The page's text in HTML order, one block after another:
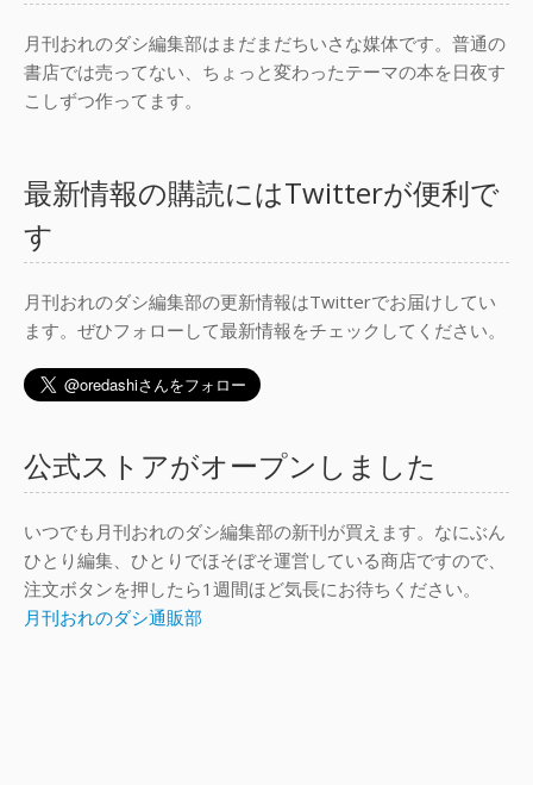
月刊おれのダシ編集部はまだまだちいさな媒体です。普通の
書店では売ってない、ちょっと変わったテーマの本を日夜す
こしずつ作ってます。
最新情報の購読にはTwitterが便利で
す
月刊おれのダシ編集部の更新情報はTwitterでお届けしてい
ます。ぜひフォローして最新情報をチェックしてください。
公式ストアがオープンしました
いつでも月刊おれのダシ編集部の新刊が買えます。なにぶん
ひとり編集、ひとりでほそぼそ運営している商店ですので、
注文ボタンを押したら1週間ほど気長にお待ちください。
月刊おれのダシ通販部